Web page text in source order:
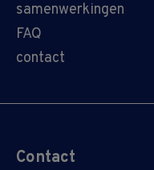
samenwerkingen
FAQ
contact
Contact